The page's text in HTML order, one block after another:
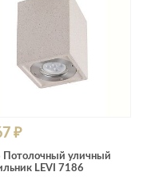
₽
Потолочный уличный
LEVI 7186